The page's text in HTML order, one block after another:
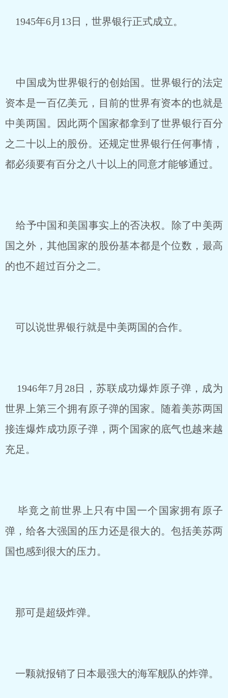
1945年6月13日，世界银行正式成立。
中国成为世界银行的创始国。世界银行的法定
资本是一百亿美元，目前的世界有资本的也就是
中美两国。因此两个国家都拿到了世界银行百分
之二十以上的股份。还规定世界银行任何事情，
都必须要有百分之八十以上的同意才能够通过。
给予中国和美国事实上的否决权。除了中美两
国之外，其他国家的股份基本都是个位数，最高
的也不超过百分之二。
可以说世界银行就是中美两国的合作。
1946年7月28日，苏联成功爆炸原子弹，成为
世界上第三个拥有原子弹的国家。随着美苏两国
接连爆炸成功原子弹，两个国家的底气也越来越
充足。
毕竟之前世界上只有中国一个国家拥有原子
弹，给各大强国的压力还是很大的。包括美苏两
国也感到很大的压力。
那可是超级炸弹。
一颗就报销了日本最强大的海军舰队的炸弹。